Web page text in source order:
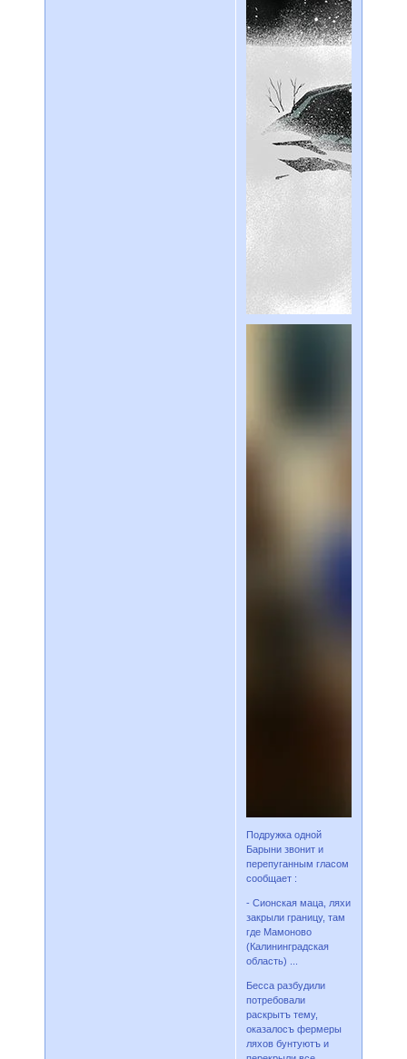
Подружка одной
Барыни звонит и
перепуганным гласом
сообщает :
- Сионская маца, ляхи
закрыли границу, там
где Мамоново
(Калининградская
область) ...
Бесса разбудили
потребовали
раскрытъ тему,
оказалосъ фермеры
ляхов бунтуютъ и